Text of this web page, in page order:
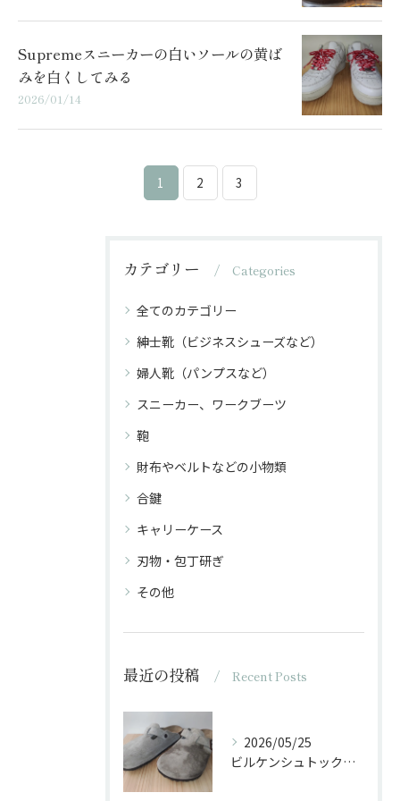
Supremeスニーカーの白いソールの黄ば
みを白くしてみる
2026/01/14
1 2 3
カテゴリー Categories
全てのカテゴリー
紳士靴（ビジネスシューズなど）
婦人靴（パンプスなど）
スニーカー、ワークブーツ
鞄
財布やベルトなどの小物類
合鍵
キャリーケース
刃物・包丁研ぎ
その他
最近の投稿 Recent Posts
2026/05/25
ビルケンシュトックのサンダルに油がかかった